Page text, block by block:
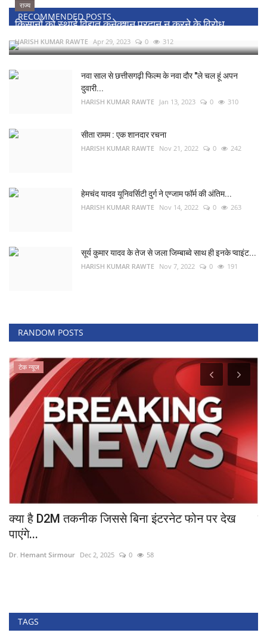
RECOMMENDED POSTS
राज्य
किसानों को स्थाई विद्युत कनेक्शन प्रदान न करने के विरोध...
HARISH KUMAR RAWTE Apr 29, 2023 0 312
नवा साल से छत्तीसगढ़ी फिल्म के नवा दौर "ले चल हूं अपन
दुवारी...
HARISH KUMAR RAWTE Jan 13, 2023 0 310
सीता रामम : एक शानदार रचना
HARISH KUMAR RAWTE Nov 21, 2022 0 242
हेमचंद यादव यूनिवर्सिटी दुर्ग ने एग्जाम फॉर्म की अंतिम...
HARISH KUMAR RAWTE Nov 14, 2022 0 263
सूर्य कुमार यादव के तेज से जला जिम्बाब्वे साथ ही इनके प्वाइंट...
HARISH KUMAR RAWTE Nov 7, 2022 0 191
RANDOM POSTS
टेक न्यूज
क्या है D2M तकनीक जिससे बिना इंटरनेट फोन पर देख
पाएंगे...
Dr. Hemant Sirmour Dec 2, 2025 0 58
TAGS